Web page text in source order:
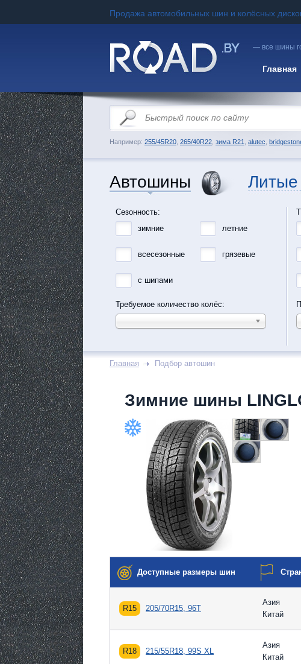
Продажа автомобильных шин и колёсных
— все шины
Главная
Например: 255/45R20 265/40R22 зима R21 alutec
Автошины Литые
Сезонность:
зимние
летние
всесезонные грязевые
с шипами
Требуемое количество колёс:
Главная Подбор автошин
Зимние шины
Доступные размеры шин
R15 205/70R15, 96T
Азия
Китай
R18 215/55R18, 99S XL
Азия
Китай